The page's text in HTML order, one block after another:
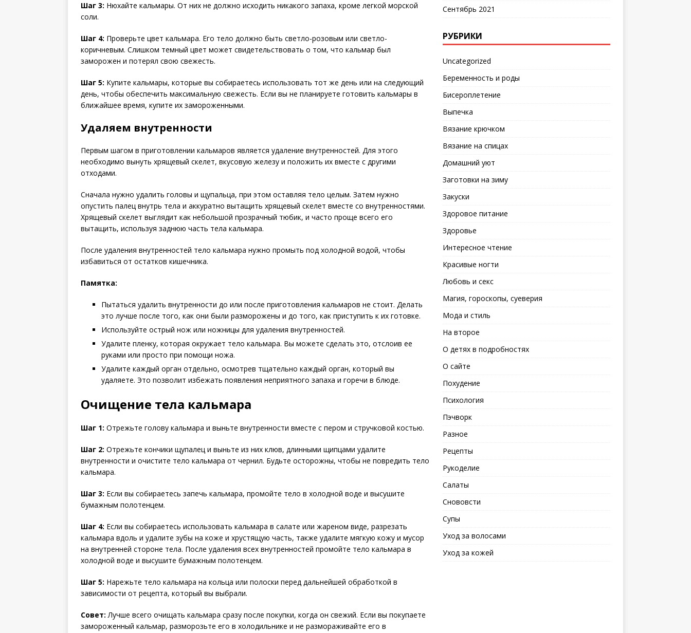
Шаг 3: Нюхайте кальмары. От них не должно исходить никакого запаха, кроме легкой морской
соли.
Шаг 4: Проверьте цвет кальмара. Его тело должно быть светло-розовым или светло-
коричневым. Слишком темный цвет может свидетельствовать о том, что кальмар был
заморожен и потерял свою свежесть.
Шаг 5: Купите кальмары, которые вы собираетесь использовать тот же день или на следующий
день, чтобы обеспечить максимальную свежесть. Если вы не планируете готовить кальмары в
ближайшее время, купите их замороженными.
Удаляем внутренности
Первым шагом в приготовлении кальмаров является удаление внутренностей. Для этого
необходимо вынуть хрящевый скелет, вкусовую железу и положить их вместе с другими
отходами.
Сначала нужно удалить головы и щупальца, при этом оставляя тело целым. Затем нужно
опустить палец внутрь тела и аккуратно вытащить хрящевый скелет вместе со внутренностями.
Хрящевый скелет выглядит как небольшой прозрачный тюбик, и часто проще всего его
вытащить, используя заднюю часть тела кальмара.
После удаления внутренностей тело кальмара нужно промыть под холодной водой, чтобы
избавиться от остатков кишечника.
Памятка:
Пытаться удалить внутренности до или после приготовления кальмаров не стоит. Делать
это лучше после того, как они были разморожены и до того, как приступить к их готовке.
Используйте острый нож или ножницы для удаления внутренностей.
Удалите пленку, которая окружает тело кальмара. Вы можете сделать это, отслоив ее
руками или просто при помощи ножа.
Удалите каждый орган отдельно, осмотрев тщательно каждый орган, который вы
удаляете. Это позволит избежать появления неприятного запаха и горечи в блюде.
Очищение тела кальмара
Шаг 1: Отрежьте голову кальмара и выньте внутренности вместе с пером и стручковой костью.
Шаг 2: Отрежьте кончики щупалец и выньте из них клюв, длинными щипцами удалите
внутренности и очистите тело кальмара от чернил. Будьте осторожны, чтобы не повредить тело
кальмара.
Шаг 3: Если вы собираетесь запечь кальмара, промойте тело в холодной воде и высушите
бумажным полотенцем.
Шаг 4: Если вы собираетесь использовать кальмара в салате или жареном виде, разрезать
кальмара вдоль и удалите зубы на коже и хрустящую часть, также удалите мягкую кожу и мусор
на внутренней стороне тела. После удаления всех внутренностей промойте тело кальмара в
холодной воде и высушите бумажным полотенцем.
Шаг 5: Нарежьте тело кальмара на кольца или полоски перед дальнейшей обработкой в
зависимости от рецепта, который вы выбрали.
Совет: Лучше всего очищать кальмара сразу после покупки, когда он свежий. Если вы покупаете
замороженный кальмар, разморозьте его в холодильнике и не размораживайте его в
Сентябрь 2021
РУБРИКИ
Uncategorized
Беременность и роды
Бисероплетение
Выпечка
Вязание крючком
Вязание на спицах
Домашний уют
Заготовки на зиму
Закуски
Здоровое питание
Здоровье
Интересное чтение
Красивые ногти
Любовь и секс
Магия, гороскопы, суеверия
Мода и стиль
На второе
О детях в подробностях
О сайте
Похудение
Психология
Пэчворк
Разное
Рецепты
Рукоделие
Салаты
Снововсти
Супы
Уход за волосами
Уход за кожей